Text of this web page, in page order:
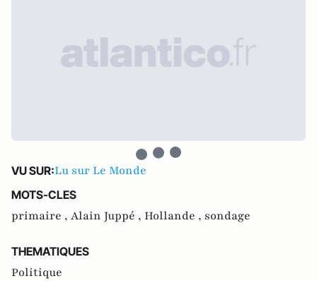
VU SUR:Lu sur Le Monde
MOTS-CLES
primaire , Alain Juppé , Hollande , sondage
THEMATIQUES
Politique